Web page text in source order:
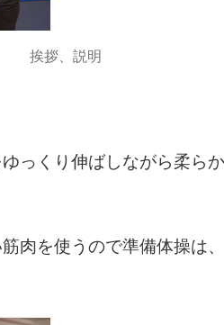
挨拶、説明
っくり伸ばしながら柔ら
肉を使うので準備体操は